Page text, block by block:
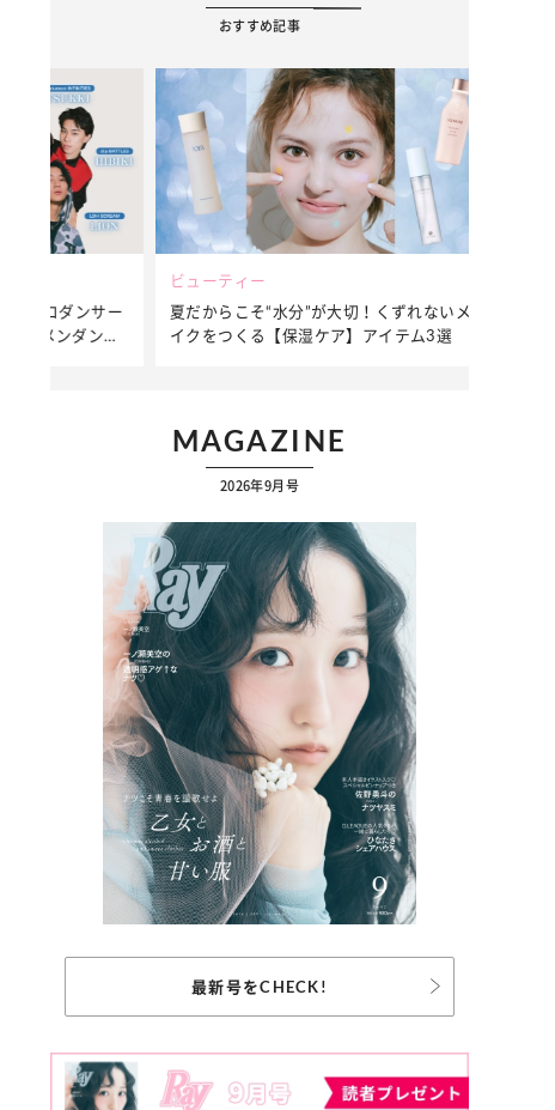
おすすめ記事
ダンサー
ダンサ
ビューティー
夏だからこそ“水分”が大切！くずれないメ
イクをつくる【保湿ケア】アイテム3選
簡単アレン
MAGAZINE
2026年9月号
最新号をCHECK!